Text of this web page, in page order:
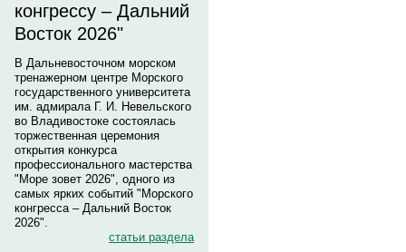
конгрессу – Дальний
Восток 2026"
В Дальневосточном морском
тренажерном центре Морского
государственного университета
им. адмирала Г. И. Невельского
во Владивостоке состоялась
торжественная церемония
открытия конкурса
профессионального мастерства
"Море зовет 2026", одного из
самых ярких событий "Морского
конгресса – Дальний Восток
2026".
статьи раздела